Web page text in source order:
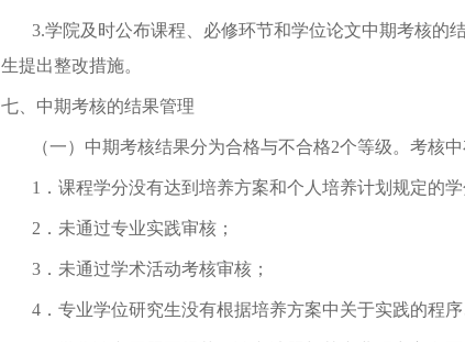
3.学院及时公布课程、必修环节和学位论文中期考核的
生提出整改措施。
七、中期考核的结果管理
（一）中期考核结果分为合格与不合格2个等级。考核
1 ．课程学分没有达到培养方案和个人培养计划规定的学
2 ．未通过专业实践审核；
3 ．未通过学术活动考核审核；
4 ．专业学位研究生没有根据培养方案中关于实践的程